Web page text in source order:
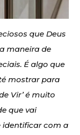
que Deus
maneira de
É algo que
mostrar para
Vir’ é muito
que vai
identificar com a